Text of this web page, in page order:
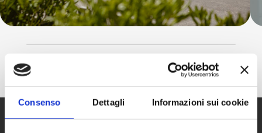
Consenso Dettagli Informazioni sui cookie